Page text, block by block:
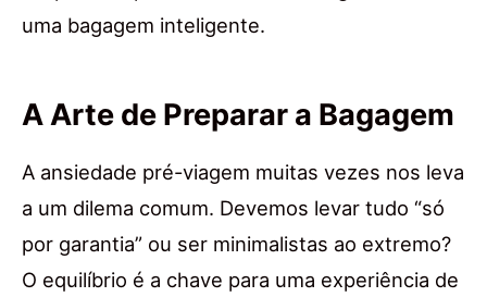
uma bagagem inteligente.
A Arte de Preparar a Bagagem
A ansiedade pré-viagem muitas vezes nos leva
a um dilema comum. Devemos levar tudo “só
por garantia” ou ser minimalistas ao extremo?
O equilíbrio é a chave para uma experiência de